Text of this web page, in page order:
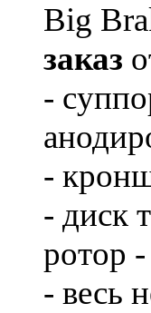
Big
заказ
-
-
- диск
ротор
- весь